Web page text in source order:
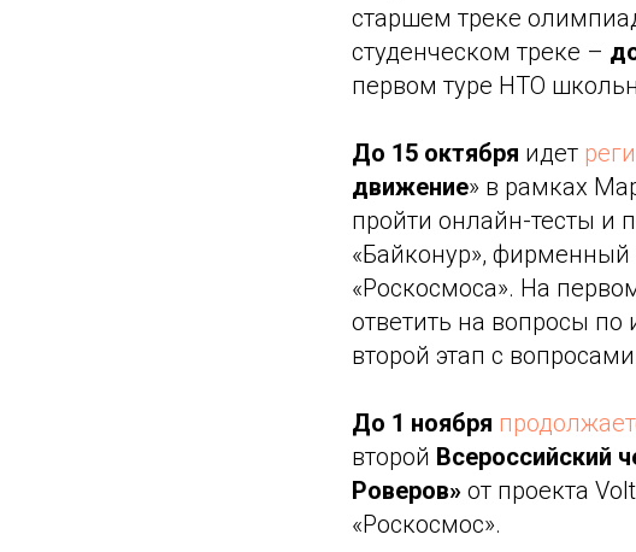
старшем треке
студенческом треке –
первом туре НТО
До 15 октября идет
движение» в рамках
пройти онлайн-тесты и
«Байконур», фирменный
«Роскосмоса». На
ответить на вопросы по
второй этап с
До 1 ноября
второй Всероссийский
Роверов» от проекта
«Роскосмос».